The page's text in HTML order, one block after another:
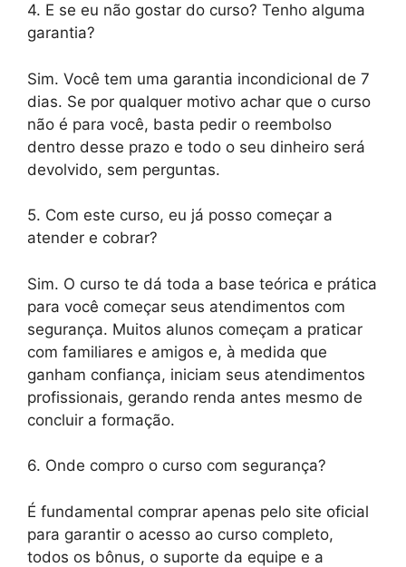
4. E se eu não gostar do curso? Tenho alguma
garantia?
Sim. Você tem uma garantia incondicional de 7
dias. Se por qualquer motivo achar que o curso
não é para você, basta pedir o reembolso
dentro desse prazo e todo o seu dinheiro será
devolvido, sem perguntas.
5. Com este curso, eu já posso começar a
atender e cobrar?
Sim. O curso te dá toda a base teórica e prática
para você começar seus atendimentos com
segurança. Muitos alunos começam a praticar
com familiares e amigos e, à medida que
ganham confiança, iniciam seus atendimentos
profissionais, gerando renda antes mesmo de
concluir a formação.
6. Onde compro o curso com segurança?
É fundamental comprar apenas pelo site oficial
para garantir o acesso ao curso completo,
todos os bônus, o suporte da equipe e a